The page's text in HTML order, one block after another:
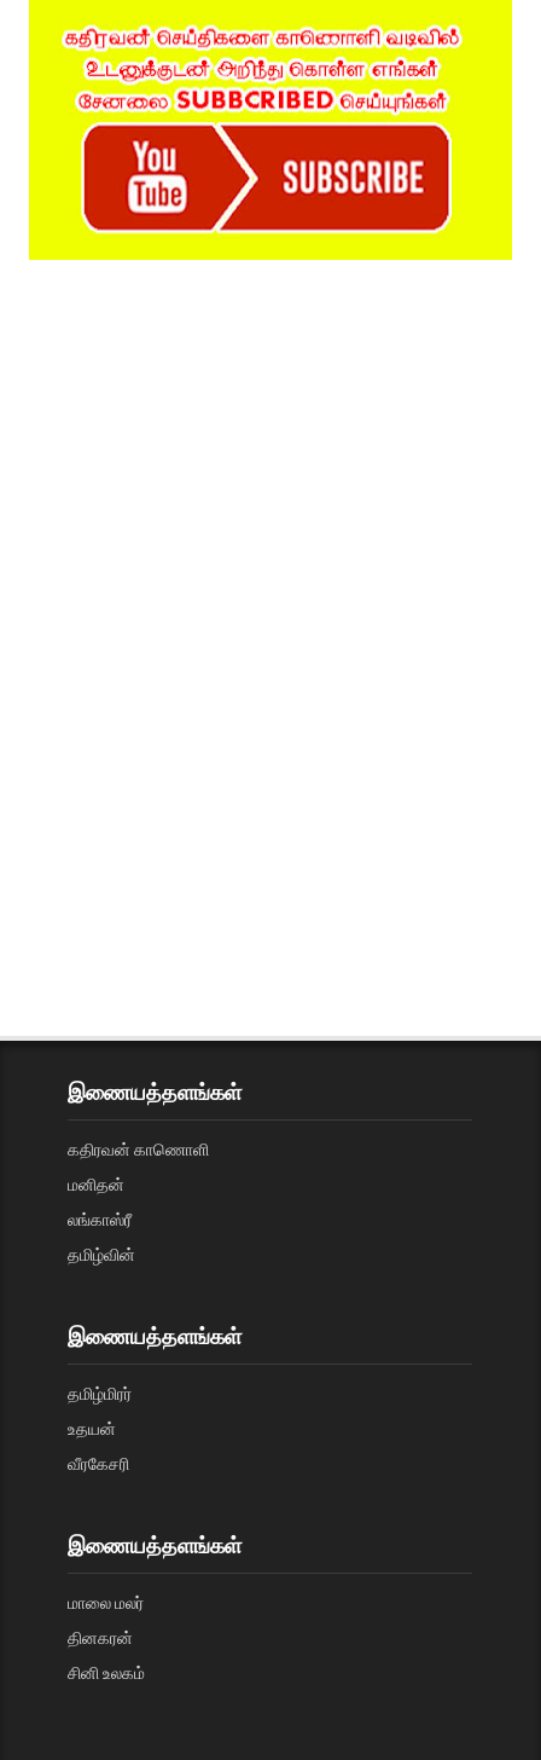
இணையத்தளங்கள்
கதிரவன் காணொளி
மனிதன்
லங்காஸ்ரீ
தமிழ்வின்
இணையத்தளங்கள்
தமிழ்மிரர்
உதயன்
வீரகேசரி
இணையத்தளங்கள்
மாலை மலர்
தினகரன்
சினி உலகம்